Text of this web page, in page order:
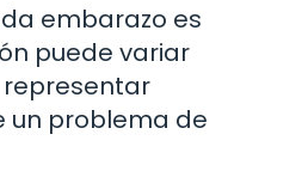
embarazo es
puede variar
un problema de